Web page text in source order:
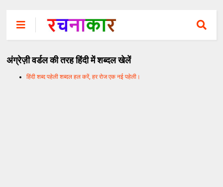
अंग्रेज़ी वर्डल की तरह हिंदी में शब्दल खेलें
हिंदी शब्द पहेली शब्दल हल करें, हर रोज एक नई पहेली।